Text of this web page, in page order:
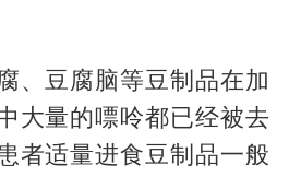
、豆腐脑等豆制品在加
大量的嘌呤都已经被去
者适量进食豆制品一般